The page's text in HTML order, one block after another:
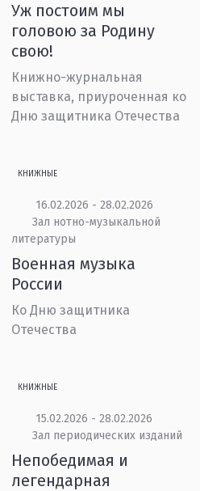
Уж постоим мы
головою за Родину
свою!
Книжно-журнальная
выставка, приуроченная ко
Дню защитника Отечества
КНИЖНЫЕ
16.02.2026 - 28.02.2026
Зал нотно-музыкальной
литературы
Военная музыка
России
Ко Дню защитника
Отечества
КНИЖНЫЕ
15.02.2026 - 28.02.2026
Зал периодических изданий
Непобедимая и
легендарная